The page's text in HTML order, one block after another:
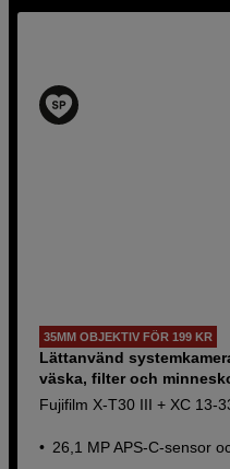
35MM OBJEKTIV FÖR 199 KR
Lättanvänd
väska, filter och
Fujifilm X-T30 III + XC 13-
26,1 MP APS-C-sensor